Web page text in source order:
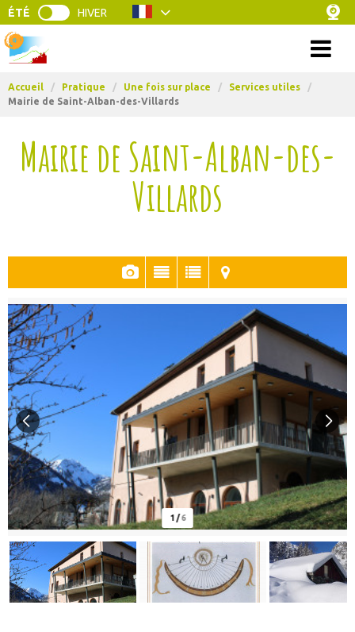
ÉTÉ HIVER
Accueil / Pratique / Une fois sur place / Services utiles
/
Mairie de Saint-Alban-des-Villards
Mairie de Saint-Alban-des-
Villards
1 /6